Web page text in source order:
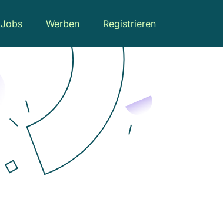
Jobs Werben Registrieren